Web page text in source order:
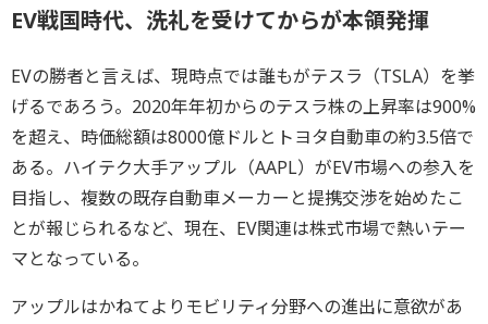
EV戦国時代、洗礼を受けてからが本領発揮
EVの勝者と言えば、現時点では誰もがテスラ（TSLA）を挙
げるであろう。2020年年初からのテスラ株の上昇率は900%
を超え、時価総額は8000億ドルとトヨタ自動車の約3.5倍で
ある。ハイテク大手アップル（AAPL）がEV市場への参入を
目指し、複数の既存自動車メーカーと提携交渉を始めたこ
とが報じられるなど、現在、EV関連は株式市場で熱いテー
マとなっている。
アップルはかねてよりモビリティ分野への進出に意欲があ